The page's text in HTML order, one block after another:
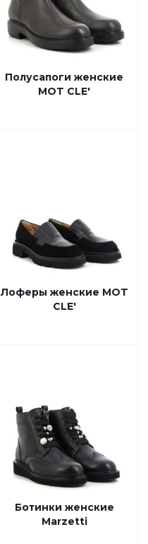
Полусапоги женские
MOT CLE'
Лоферы женские MOT
CLE'
Ботинки женские
Marzetti